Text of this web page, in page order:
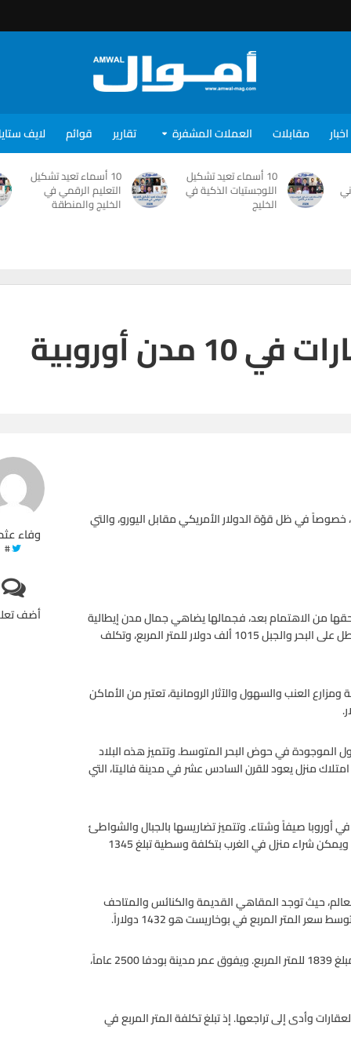
اخبار مقابلات العملات المشفرة تقارير قوائم لايف
10 أسماء تعيد تشكيل
اللوجستيات الذكية في
الخليج
10 أسماء تعيد تشكيل
التعليم الرقمي في
الخليج والمنطقة
أوروبية
وفاء
#
أضف
خصوصاً في ظل قوّة الدولار الأمريكي مقابل اليورو، والتي
حقها من الاهتمام بعد، فجمالها يضاهي جمال مدن إيطالية
شهيرة، مثل توسكاني وأومبريا. وتكلف الشقة في موقع جميل مطل على البحر والجبل 1015 ألف دولار للمتر المربع، وتكلف
العنب والسهول والآثار الرومانية، تعتبر من الأماكن
من جواهر العالم الأول الموجودة في حوض البحر المتوسط. وتتميز هذه البلاد
منزل يعود للقرن السادس عشر في مدينة فاليتا، التي
أوروبا صيفاً وشتاء. وتتميز تضاريسها بالجبال والشواطئ
المطلة على المحيط الأطلسي، وتنتشر فيهلا ملاعب الغولف بكثرة. ويمكن شراء منزل في الغرب بتكلفة وسطية تبلغ 1345
حيث توجد المقاهي القديمة والكنائس والمتاحف
المتر المربع في بوخاريست هو 1432 دولاراً.
بودفا، مونتينيغرو: يمكنك امتلاك منزل في بودفا في مونتينيغرو بمبلغ 1839 للمتر المربع. ويفوق عمر مدينة بودفا 2500 عاماً،
وأدى إلى تراجعها. إذ تبلغ تكلفة المتر المربع في